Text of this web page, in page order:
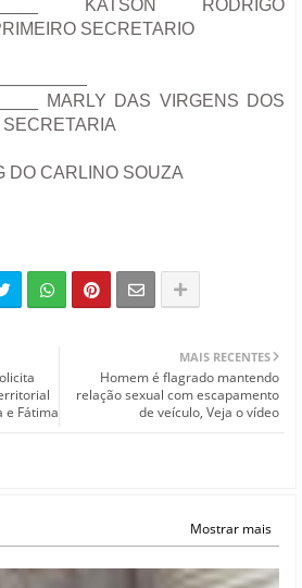
KATSON RODRIGO
SECRETARIO
MARLY DAS VIRGENS DOS
DO CARLINO SOUZA
MAIS RECENTES
Homem é flagrado mantendo
relação sexual com escapamento
de veículo, Veja o vídeo
e Fátima
Mostrar mais